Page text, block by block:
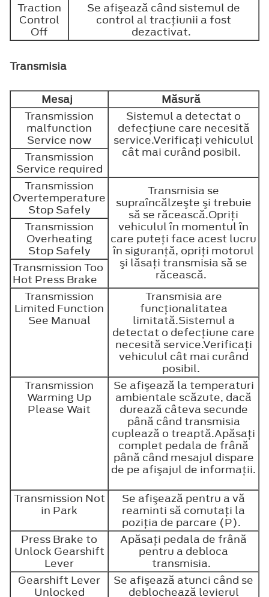
Traction
Control
Off
Se afişează când sistemul de
control al tracţiunii a fost
dezactivat.
Transmisia
Mesaj
Măsură
Transmission
malfunction
Service now
Sistemul a detectat o
defecţiune care necesită
service.Verificaţi vehiculul
cât mai curând posibil.
Transmission
Service required
Transmission
Overtemperature
Stop Safely
Transmisia se
supraîncălzeşte şi trebuie
să se răcească.Opriţi
vehiculul în momentul în
care puteţi face acest lucru
în siguranţă, opriţi motorul
şi lăsaţi transmisia să se
răcească.
Transmission
Overheating
Stop Safely
Transmission Too
Hot Press Brake
Transmission
Limited Function
See Manual
Transmisia are
funcţionalitatea
limitată.Sistemul a
detectat o defecţiune care
necesită service.Verificaţi
vehiculul cât mai curând
posibil.
Transmission
Warming Up
Please Wait
Se afişează la temperaturi
ambientale scăzute, dacă
durează câteva secunde
până când transmisia
cuplează o treaptă.Apăsaţi
complet pedala de frână
până când mesajul dispare
de pe afişajul de informaţii.
Transmission Not
in Park
Se afişează pentru a vă
reaminti să comutaţi la
poziţia de parcare (P).
Press Brake to
Unlock Gearshift
Lever
Apăsaţi pedala de frână
pentru a debloca
transmisia.
Gearshift Lever
Unlocked
Se afişează atunci când se
deblochează levierul